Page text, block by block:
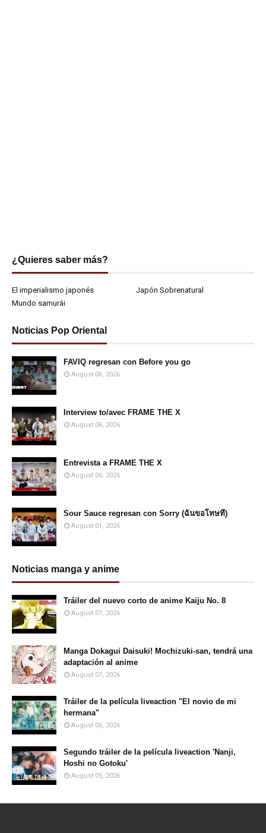
¿Quieres saber más?
El imperialismo japonés
Japón Sobrenatural
Mundo samurái
Noticias Pop Oriental
FAVIQ regresan con Before you go
August 06, 2026
Interview to/avec FRAME THE X
August 06, 2026
Entrevista a FRAME THE X
August 06, 2026
Sour Sauce regresan con Sorry (ฉันขอโทษที)
August 01, 2026
Noticias manga y anime
Tráiler del nuevo corto de anime Kaiju No. 8
August 07, 2026
Manga Dokagui Daisuki! Mochizuki-san, tendrá una
adaptación al anime
August 07, 2026
Tráiler de la película liveaction "El novio de mi
hermana"
August 06, 2026
Segundo tráiler de la película liveaction 'Nanji,
Hoshi no Gotoku'
August 05, 2026